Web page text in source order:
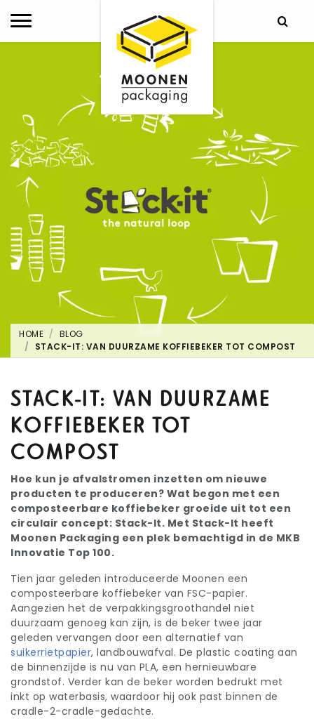
HOME
BLOG
STACK-IT: VAN DUURZAME KOFFIEBEKER TOT COMPOST
STACK-IT: VAN DUURZAME
KOFFIEBEKER TOT
COMPOST
Hoe kun je afvalstromen inzetten om nieuwe
producten te produceren? Wat begon met een
composteerbare koffiebeker groeide uit tot een
circulair concept: Stack-It. Met Stack-It heeft
Moonen Packaging een plek bemachtigd in de MKB
Innovatie Top 100.
Tien jaar geleden introduceerde Moonen een
composteerbare koffiebeker van FSC-papier.
Aangezien het de verpakkingsgroothandel niet
duurzaam genoeg kan zijn, is de beker twee jaar
geleden vervangen door een alternatief van
suikerrietpapier, landbouwafval. De plastic coating aan
de binnenzijde is nu van PLA, een hernieuwbare
grondstof. Verder kan de beker worden bedrukt met
inkt op waterbasis, waardoor hij ook past binnen de
cradle-2-cradle-gedachte.